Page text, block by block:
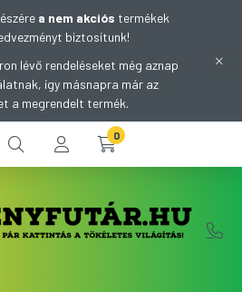
a nem akciós termékek
biztosítunk!
lévő rendeléseket még aznap
így másnapra már az
a megrendelt termék.
0